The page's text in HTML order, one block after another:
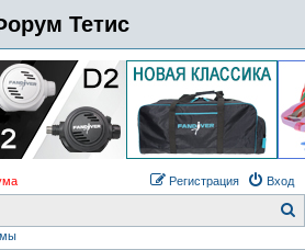
Тетис
Вход
Регистрация